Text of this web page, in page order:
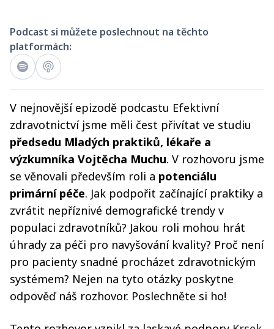
Podcast si můžete poslechnout na těchto
platformách:
V nejnovější epizodě podcastu Efektivní
zdravotnictví jsme měli čest přivítat ve studiu
předsedu Mladých praktiků, lékaře a
výzkumníka Vojtěcha Muchu. V rozhovoru jsme
se věnovali především roli a potenciálu
primární péče. Jak podpořit začínající praktiky a
zvrátit nepříznivé demografické trendy v
populaci zdravotníků? Jakou roli mohou hrát
úhrady za péči pro navyšování kvality? Proč není
pro pacienty snadné procházet zdravotnickým
systémem? Nejen na tyto otázky poskytne
odpověď náš rozhovor. Poslechněte si ho!